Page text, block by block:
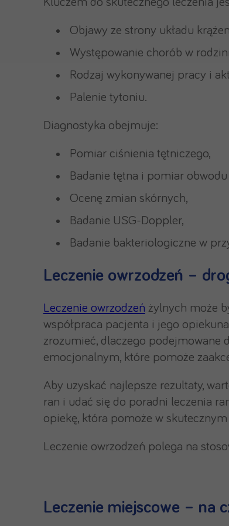
Objawy ze strony układu
Występowanie chorób w
Rodzaj wykonywanej pracy i
Palenie tytoniu.
Diagnostyka obejmuje:
Pomiar ciśnienia tętniczego,
Badanie tętna i pomiar
Ocenę zmian skórnych,
Badanie USG-Doppler,
Badanie bakteriologiczne w
Leczenie owrzodzeń –
Leczenie owrzodzeń żylnych może
współpraca pacjenta i jego
zrozumieć, dlaczego podejmowane
emocjonalnym, które pomoże
Aby uzyskać najlepsze rezultaty,
ran i udać się do poradni leczenia
opiekę, która pomoże w
Leczenie owrzodzeń polega na
Leczenie miejscowe – na